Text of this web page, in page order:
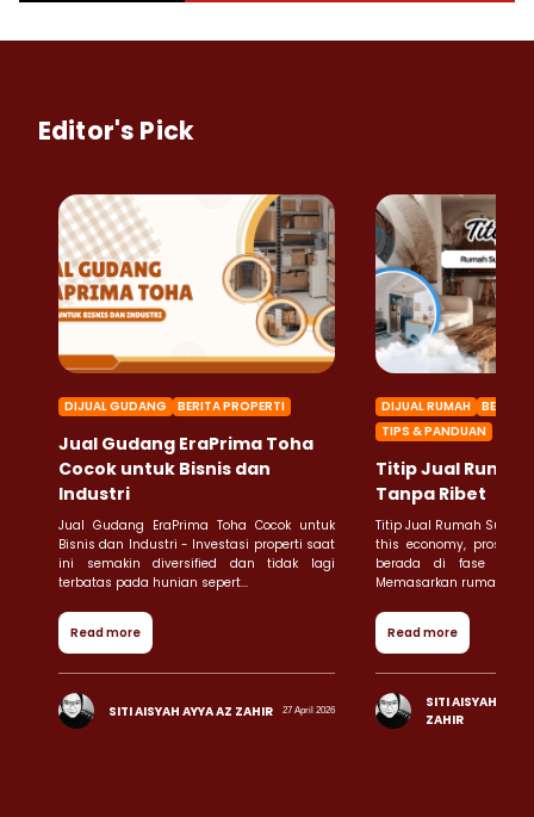
Editor's Pick
DIJUAL GUDANG BERITA PROPERTI
Jual Gudang EraPrima Toha
Cocok untuk Bisnis dan
Industri
Jual Gudang EraPrima Toha Cocok untuk
Bisnis dan Industri - Investasi properti saat
ini semakin diversified dan tidak lagi
terbatas pada hunian sepert...
Read more
SITI AISYAH AYYA AZ ZAHIR 27 April 2026
DIJUAL RUMAH
BERITA
TIPS & PANDUAN
Titip Jual
Tanpa Ribet
Titip Jual Rumah
this economy, proses
berada di fase
Memasarkan rumah di
Read more
SITI AISYAH AYYA
ZAHIR